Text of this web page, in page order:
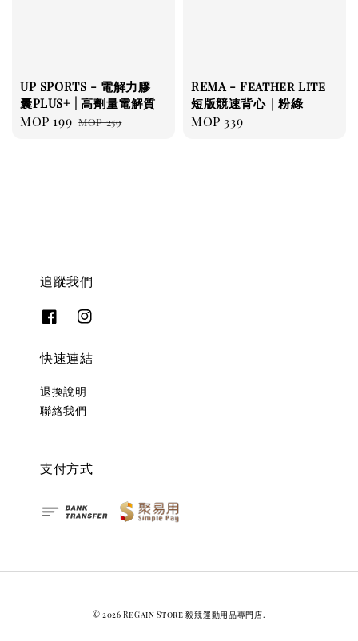
UP SPORTS - 電解力膠
囊PLUS+ | 高劑量電解質
Sale
MOP 199 Regular
MOP 259
REMA - Feather Lite
短版競速背心｜粉綠
Regular
MOP 339
追蹤我們
快速連結
退換說明
聯絡我們
支付方式
© 2026 ReGain Store 毅競運動用品專門店.